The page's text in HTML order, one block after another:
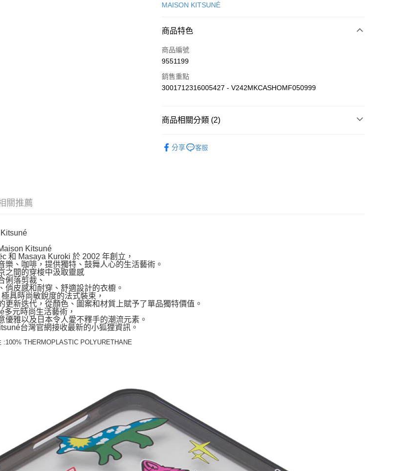
信用卡一次付款
運送方式
付款後全家取貨
付款後萊爾富取貨
付款後7-11取貨
MAISON KITSUNÉ
商品特色
商品編號
9551199
銷售重點
3001712316005427 - V242MKCASHOMF050999
商品相關分類 (2)
分享 客服
關推薦
Kitsuné
和 Masaya Kuroki 於 2002 年創立，
樂、咖啡，提供獨特、鼓舞人心的生活藝術。
之間的穿梭中汲取靈感
俐落剪裁、
俏皮感和耐穿、舒適設計的衣櫥。
具時尚敏銳度的法式裝束，
更新迭代，從顏色、圖案和材質上賦予了單品獨特價值。
多元時尚生活藝術，
優雅以及日本令人愛不釋手的潮流元素。
台灣官網接收最新的小狐狸資訊。
:100% THERMOPLASTIC POLYURETHANE